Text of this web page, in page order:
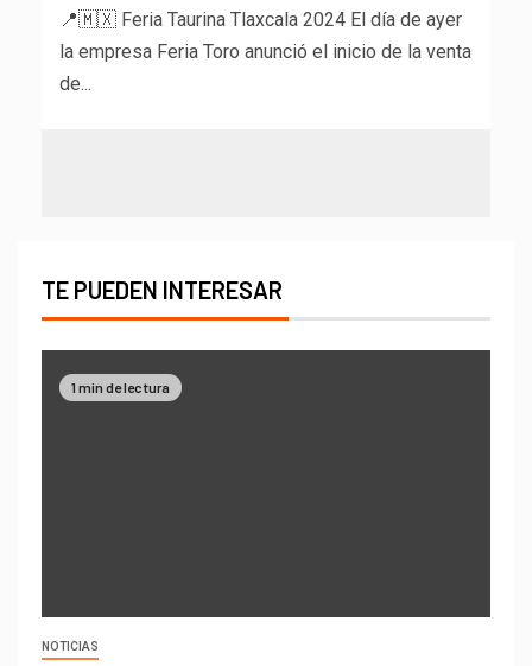
📍🇲🇽 Feria Taurina Tlaxcala 2024 El día de ayer
la empresa Feria Toro anunció el inicio de la venta
de...
TE PUEDEN INTERESAR
1 min de lectura
NOTICIAS